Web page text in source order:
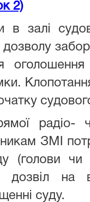
2)
в залі
дозволу
радіо-
ЗМІ
(голови чи
на
суду.